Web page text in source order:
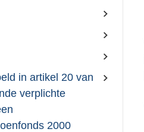
in artikel 20 van
verplichte
2000